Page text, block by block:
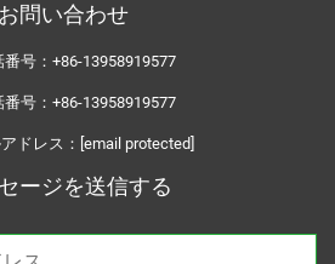
お問い合わせ
号： +86-13958919577
番号： +86-13958919577
ドレス： [email protected]
ージを送信する